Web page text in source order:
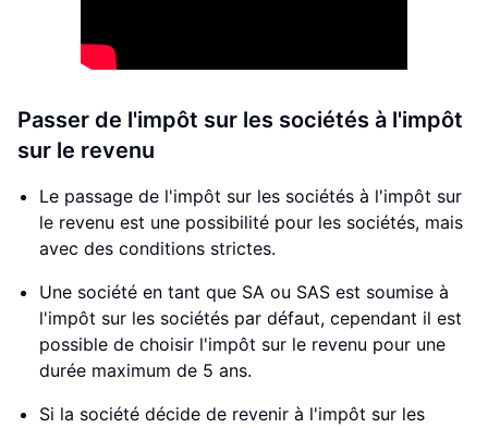
Passer de l'impôt sur les sociétés à l'impôt
sur le revenu
Le passage de l'impôt sur les sociétés à l'impôt sur
le revenu est une possibilité pour les sociétés, mais
avec des conditions strictes.
Une société en tant que SA ou SAS est soumise à
l'impôt sur les sociétés par défaut, cependant il est
possible de choisir l'impôt sur le revenu pour une
durée maximum de 5 ans.
Si la société décide de revenir à l'impôt sur les